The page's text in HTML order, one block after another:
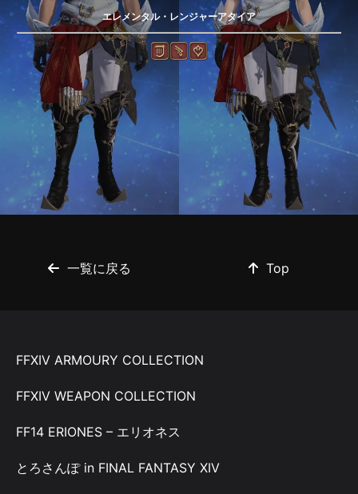
エレメンタル・レンジャーアタイア
一覧に戻る Top
FFXIV ARMOURY COLLECTION
FFXIV WEAPON COLLECTION
FF14 ERIONES – エリオネス
とろさんぽ in FINAL FANTASY XIV